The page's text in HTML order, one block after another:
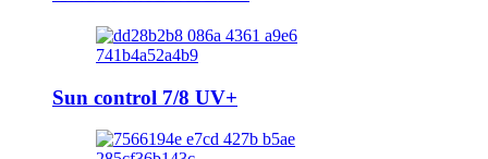
Sun control 7/8 UV+